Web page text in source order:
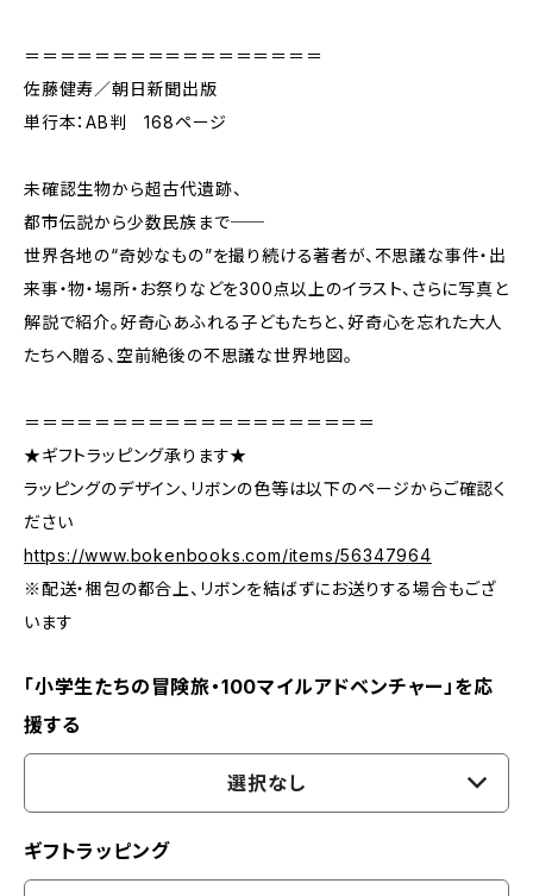
＝＝＝＝＝＝＝＝＝＝＝＝＝＝＝＝＝
佐藤健寿／朝日新聞出版
単行本：AB判 168ページ
未確認生物から超古代遺跡、
都市伝説から少数民族まで──
世界各地の“奇妙なもの”を撮り続ける著者が、不思議な事件・出
来事・物・場所・お祭りなどを300点以上のイラスト、さらに写真と
解説で紹介。好奇心あふれる子どもたちと、好奇心を忘れた大人
たちへ贈る、空前絶後の不思議な世界地図。
＝＝＝＝＝＝＝＝＝＝＝＝＝＝＝＝＝＝＝＝
★ギフトラッピング承ります★
ラッピングのデザイン、リボンの色等は以下のページからご確認く
ださい
https://www.bokenbooks.com/items/56347964
※配送・梱包の都合上、リボンを結ばずにお送りする場合もござ
います
「小学生たちの冒険旅・100マイルアドベンチャー」を応
援する
選択なし
ギフトラッピング